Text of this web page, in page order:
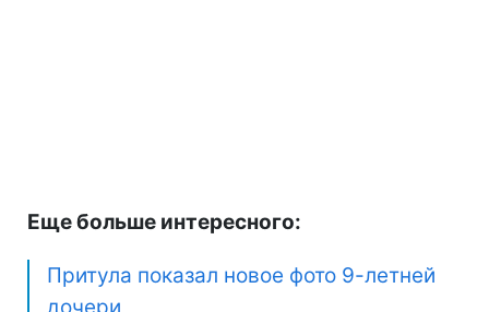
Еще больше интересного:
Притула показал новое фото 9-летней
дочери